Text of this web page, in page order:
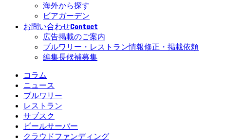
海外から探す
ビアガーデン
お問い合わせContact
広告掲載のご案内
ブルワリー・レストラン情報修正・掲載依頼
編集長候補募集
コラム
ニュース
ブルワリー
レストラン
サブスク
ビールサーバー
クラウドファンディング